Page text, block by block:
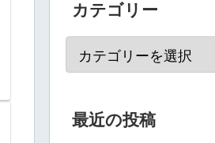
カテゴリー
最近の投稿